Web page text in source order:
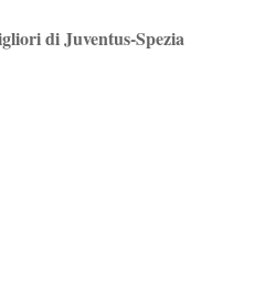
di Juventus-Spezia